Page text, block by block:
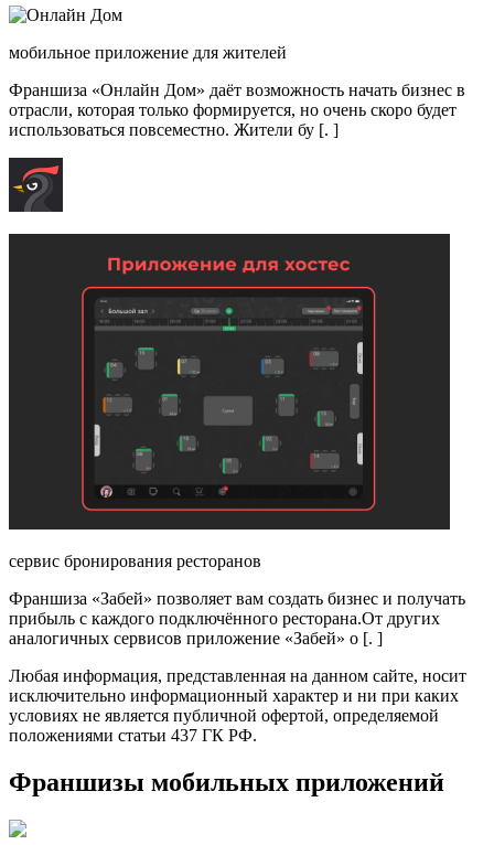
мобильное приложение для жителей
Франшиза «Онлайн Дом» даёт возможность начать бизнес в
отрасли, которая только формируется, но очень скоро будет
использоваться повсеместно. Жители бу [. ]
сервис бронирования ресторанов
Франшиза «Забей» позволяет вам создать бизнес и получать
прибыль с каждого подключённого ресторана.От других
аналогичных сервисов приложение «Забей» о [. ]
Любая информация, представленная на данном сайте, носит
исключительно информационный характер и ни при каких
условиях не является публичной офертой, определяемой
положениями статьи 437 ГК РФ.
Франшизы мобильных приложений